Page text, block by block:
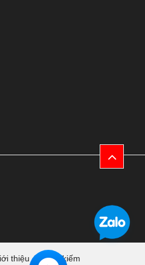
Tìm kiếm
thiệu